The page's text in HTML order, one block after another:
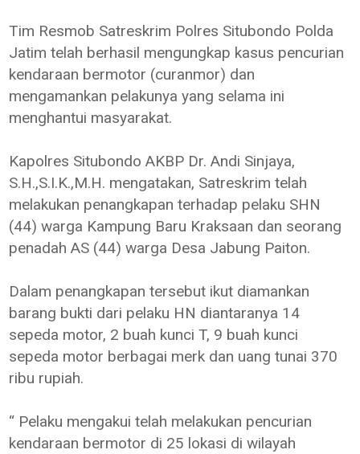
Tim Resmob Satreskrim Polres Situbondo Polda
Jatim telah berhasil mengungkap kasus pencurian
kendaraan bermotor (curanmor) dan
mengamankan pelakunya yang selama ini
menghantui masyarakat.
Kapolres Situbondo AKBP Dr. Andi Sinjaya,
S.H.,S.I.K.,M.H. mengatakan, Satreskrim telah
melakukan penangkapan terhadap pelaku SHN
(44) warga Kampung Baru Kraksaan dan seorang
penadah AS (44) warga Desa Jabung Paiton.
Dalam penangkapan tersebut ikut diamankan
barang bukti dari pelaku HN diantaranya 14
sepeda motor, 2 buah kunci T, 9 buah kunci
sepeda motor berbagai merk dan uang tunai 370
ribu rupiah.
“ Pelaku mengakui telah melakukan pencurian
kendaraan bermotor di 25 lokasi di wilayah